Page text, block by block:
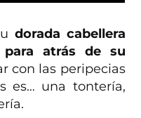
dorada cabellera
atrás de su
con las peripecias
es… una tontería,